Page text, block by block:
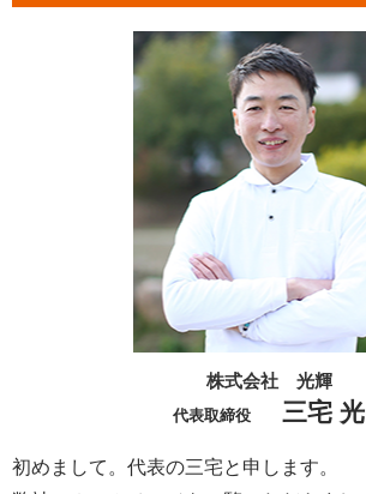
株式会社 光輝
代表取締役 三宅 光
初めまして。代表の三宅と申します。